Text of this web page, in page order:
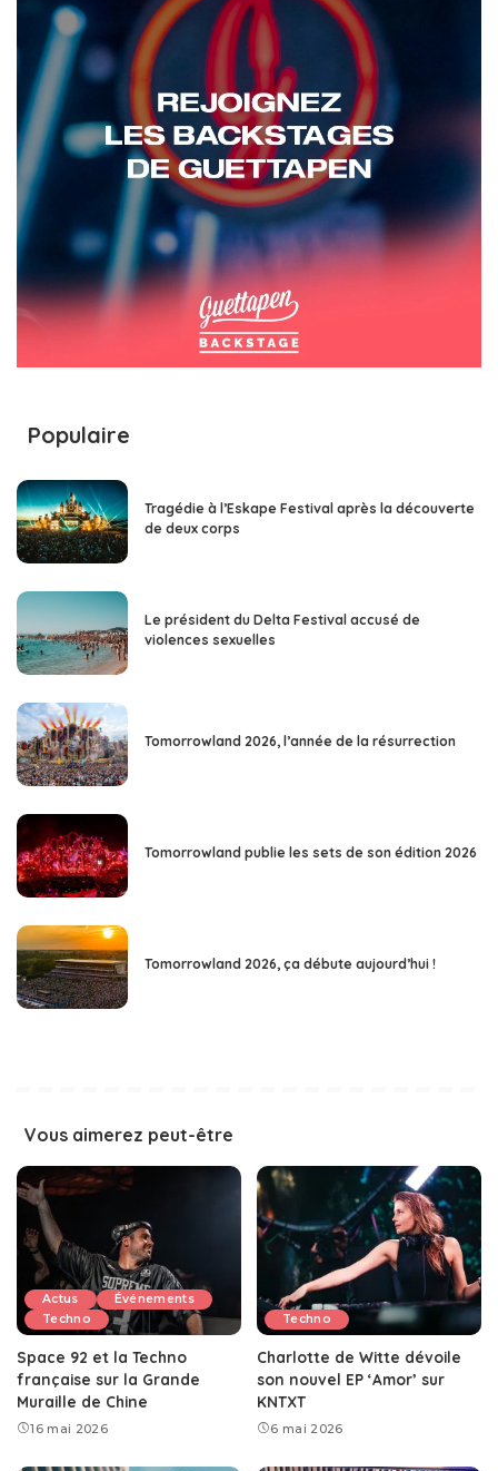
Populaire
Tragédie à l’Eskape Festival après la découverte
de deux corps
Le président du Delta Festival accusé de
violences sexuelles
Tomorrowland 2026, l’année de la résurrection
Tomorrowland publie les sets de son édition 2026
Tomorrowland 2026, ça débute aujourd’hui !
Vous aimerez peut-être
Actus
Événements
Techno
Space 92 et la Techno
française sur la Grande
Muraille de Chine
16 mai 2026
Techno
Charlotte de Witte dévoile
son nouvel EP ‘Amor’ sur
KNTXT
6 mai 2026